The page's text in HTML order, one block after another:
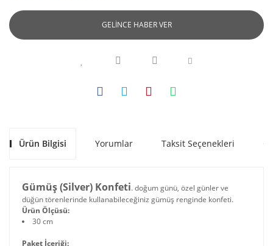
GELİNCE HABER VER
Ürün Bilgisi Yorumlar Taksit Seçenekleri
Gümüş (Silver) Konfeti. doğum günü, özel günler ve
düğün törenlerinde kullanabileceğiniz gümüş renginde konfeti.
Ürün Ölçüsü:
30 cm
Paket İçeriği: